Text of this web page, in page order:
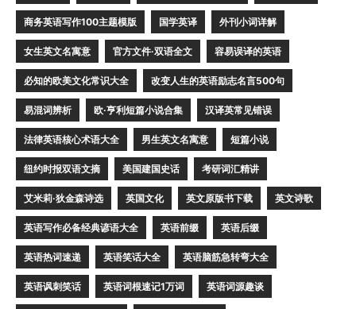
商务英语写作100主题模版 国学英译 外刊小词详解
女生英文名寓意 官方文件·双语全文 容易误译的英语
必知的欧美文化常识大全 改变人生的英语励志名言500句
易混词辨析 欧·亨利短篇小说合集 汉译英常见错误
法律英语核心术语大全 男生英文名寓意 短篇小说
纽约时报双语文摘 美国建国史话 考研词汇精讲
艾米莉·狄金森诗选 英国文化 英文原版书下载 英文诗歌
英语写作必备经典谚语大全 英语前缀 英语后缀
英语热词速递 英语笑话大全 英语脑筋急转弯大全
英语讽刺笑话 英语词根速记1万词 英语词源趣谈